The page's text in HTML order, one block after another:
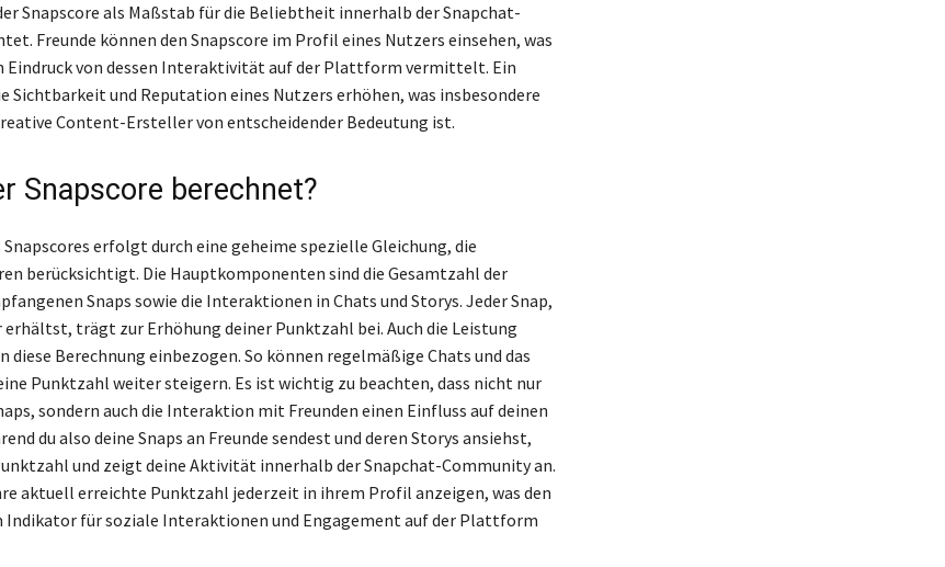
Snapscore als Maßstab für die Beliebtheit innerhalb der Snapchat-
Freunde können den Snapscore im Profil eines Nutzers einsehen, was
Eindruck von dessen Interaktivität auf der Plattform vermittelt. Ein
Sichtbarkeit und Reputation eines Nutzers erhöhen, was insbesondere
Content-Ersteller von entscheidender Bedeutung ist.
Snapscore berechnet?
Snapscores erfolgt durch eine geheime spezielle Gleichung, die
berücksichtigt. Die Hauptkomponenten sind die Gesamtzahl der
Snaps sowie die Interaktionen in Chats und Storys. Jeder Snap,
erhältst, trägt zur Erhöhung deiner Punktzahl bei. Auch die Leistung
diese Berechnung einbezogen. So können regelmäßige Chats und das
Punktzahl weiter steigern. Es ist wichtig zu beachten, dass nicht nur
sondern auch die Interaktion mit Freunden einen Einfluss auf deinen
du also deine Snaps an Freunde sendest und deren Storys ansiehst,
und zeigt deine Aktivität innerhalb der Snapchat-Community an.
aktuell erreichte Punktzahl jederzeit in ihrem Profil anzeigen, was den
Indikator für soziale Interaktionen und Engagement auf der Plattform